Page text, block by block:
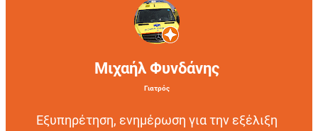
Μιχαήλ Φυνδάνης
Γιατρός
Εξυπηρέτηση, ενημέρωση για την εξέλιξη